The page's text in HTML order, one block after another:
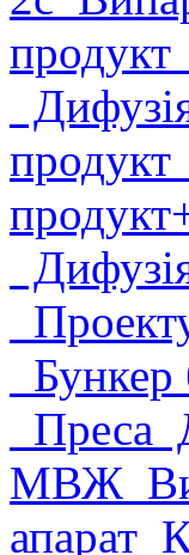
продукт
продукт
продукт
Бункер
Преса
МВЖ
апарат